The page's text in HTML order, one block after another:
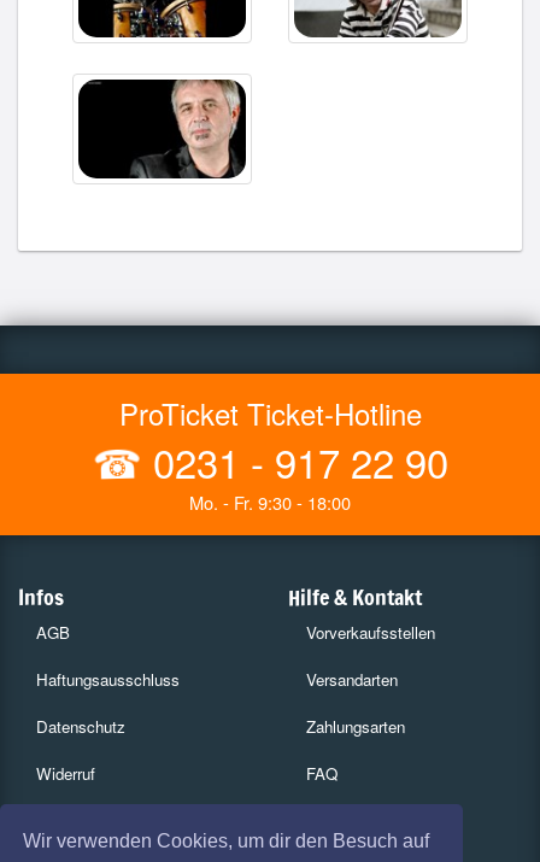
Wir verwenden Cookies, um dir den Besuch auf
ProTicket Ticket-Hotline
☎ 0231 - 917 22 90
Mo. - Fr. 9:30 - 18:00
Infos
AGB
Haftungsausschluss
Datenschutz
Widerruf
Hilfe & Kontakt
Vorverkaufsstellen
Versandarten
Zahlungsarten
FAQ
Services